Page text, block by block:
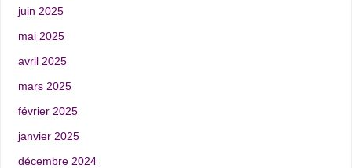
juin 2025
mai 2025
avril 2025
mars 2025
février 2025
janvier 2025
décembre 2024